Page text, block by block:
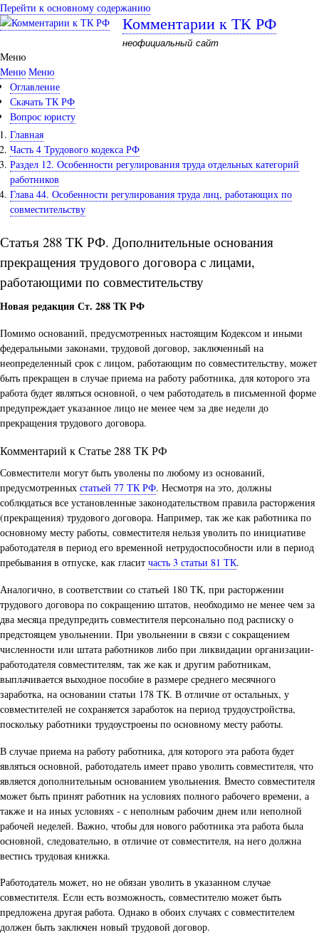
Перейти к основному содержанию
Комментарии к ТК РФ
неофициальный сайт
Меню
Меню Меню
Оглавление
Скачать ТК РФ
Вопрос юристу
Главная
Часть 4 Трудового кодекса РФ
Раздел 12. Особенности регулирования труда отдельных категорий
работников
Глава 44. Особенности регулирования труда лиц, работающих по
совместительству
Статья 288 ТК РФ. Дополнительные основания
прекращения трудового договора с лицами,
работающими по совместительству
Новая редакция Ст. 288 ТК РФ
Помимо оснований, предусмотренных настоящим Кодексом и иными
федеральными законами, трудовой договор, заключенный на
неопределенный срок с лицом, работающим по совместительству, может
быть прекращен в случае приема на работу работника, для которого эта
работа будет являться основной, о чем работодатель в письменной форме
предупреждает указанное лицо не менее чем за две недели до
прекращения трудового договора.
Комментарий к Статье 288 ТК РФ
Совместители могут быть уволены по любому из оснований,
предусмотренных статьей 77 ТК РФ. Несмотря на это, должны
соблюдаться все установленные законодательством правила расторжения
(прекращения) трудового договора. Например, так же как работника по
основному месту работы, совместителя нельзя уволить по инициативе
работодателя в период его временной нетрудоспособности или в период
пребывания в отпуске, как гласит часть 3 статьи 81 ТК.
Аналогично, в соответствии со статьей 180 ТК, при расторжении
трудового договора по сокращению штатов, необходимо не менее чем за
два месяца предупредить совместителя персонально под расписку о
предстоящем увольнении. При увольнении в связи с сокращением
численности или штата работников либо при ликвидации организации-
работодателя совместителям, так же как и другим работникам,
выплачивается выходное пособие в размере среднего месячного
заработка, на основании статьи 178 ТК. В отличие от остальных, у
совместителей не сохраняется заработок на период трудоустройства,
поскольку работники трудоустроены по основному месту работы.
В случае приема на работу работника, для которого эта работа будет
являться основной, работодатель имеет право уволить совместителя, что
является дополнительным основанием увольнения. Вместо совместителя
может быть принят работник на условиях полного рабочего времени, а
также и на иных условиях - с неполным рабочим днем или неполной
рабочей неделей. Важно, чтобы для нового работника эта работа была
основной, следовательно, в отличие от совместителя, на него должна
вестись трудовая книжка.
Работодатель может, но не обязан уволить в указанном случае
совместителя. Если есть возможность, совместителю может быть
предложена другая работа. Однако в обоих случаях с совместителем
должен быть заключен новый трудовой договор.